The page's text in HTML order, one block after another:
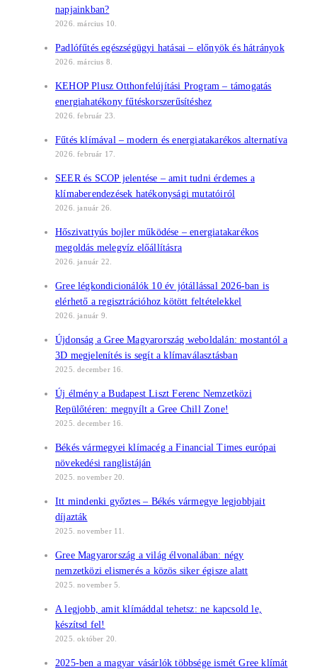
napjainkban?
2026. március 10.
Padlófűtés egészségügyi hatásai – előnyök és hátrányok
2026. március 8.
KEHOP Plusz Otthonfelújítási Program – támogatás
energiahatékony fűtéskorszerűsítéshez
2026. február 23.
Fűtés klímával – modern és energiatakarékos alternatíva
2026. február 17.
SEER és SCOP jelentése – amit tudni érdemes a
klímaberendezések hatékonysági mutatóiról
2026. január 26.
Hőszivattyús bojler működése – energiatakarékos
megoldás melegvíz előállításra
2026. január 22.
Gree légkondicionálók 10 év jótállással 2026-ban is
elérhető a regisztrációhoz kötött feltételekkel
2026. január 9.
Újdonság a Gree Magyarország weboldalán: mostantól a
3D megjelenítés is segít a klímaválasztásban
2025. december 16.
Új élmény a Budapest Liszt Ferenc Nemzetközi
Repülőtéren: megnyílt a Gree Chill Zone!
2025. december 16.
Békés vármegyei klímacég a Financial Times európai
növekedési ranglistáján
2025. november 20.
Itt mindenki győztes – Békés vármegye legjobbjait
díjazták
2025. november 11.
Gree Magyarország a világ élvonalában: négy
nemzetközi elismerés a közös siker égisze alatt
2025. november 5.
A legjobb, amit klímáddal tehetsz: ne kapcsold le,
készítsd fel!
2025. október 20.
2025-ben a magyar vásárlók többsége ismét Gree klímát